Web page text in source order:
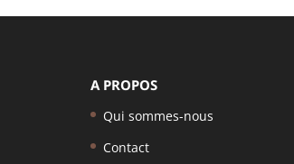
A PROPOS
Qui sommes-nous
Contact